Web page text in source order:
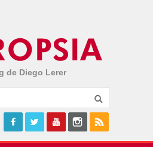
de Diego Lerer